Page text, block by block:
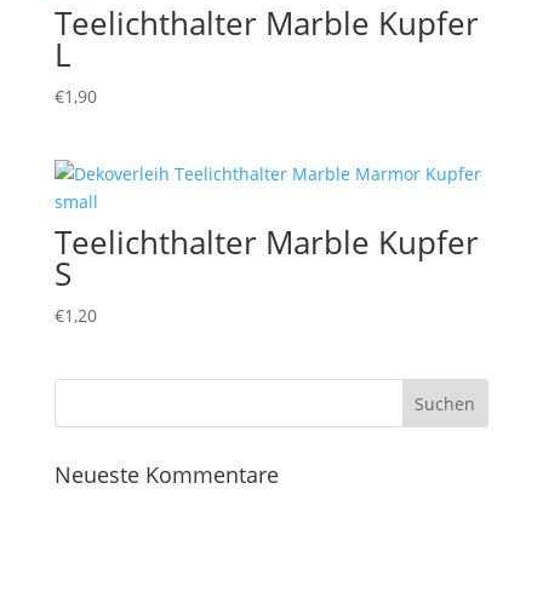
Teelichthalter Marble Kupfer
L
€1,90
Teelichthalter Marble Kupfer
S
€1,20
Neueste Kommentare